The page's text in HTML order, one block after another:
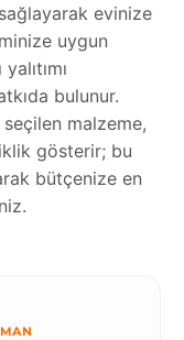
evinize
uygun
bulunur.
malzeme,
gösterir; bu
bütçenize en